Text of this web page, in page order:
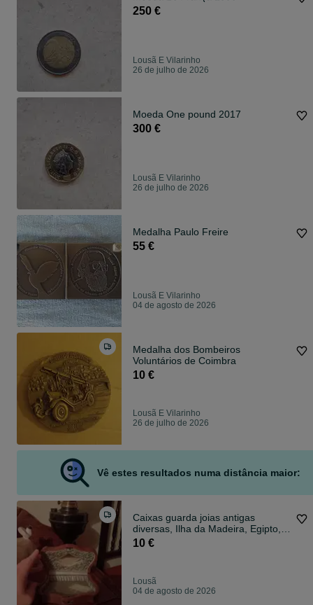
250 €
Lousã E Vilarinho
26 de julho de 2026
Moeda One pound 2017
300 €
Lousã E Vilarinho
26 de julho de 2026
Medalha Paulo Freire
55 €
Lousã E Vilarinho
04 de agosto de 2026
Medalha dos Bombeiros
Voluntários de Coimbra
10 €
Lousã E Vilarinho
26 de julho de 2026
Vê estes resultados numa distância maior:
Caixas guarda joias antigas
diversas, Ilha da Madeira, Egipto,
Brasil
10 €
Lousã
04 de agosto de 2026